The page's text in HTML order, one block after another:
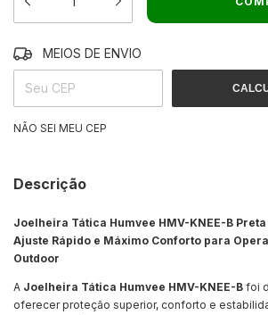
MEIOS DE ENVIO
NÃO SEI MEU CEP
Descrição
Joelheira Tática Humvee HMV-KNEE-B Preta
Ajuste Rápido e Máximo Conforto para
Outdoor
A Joelheira Tática Humvee HMV-KNEE-B foi
oferecer proteção superior, conforto e